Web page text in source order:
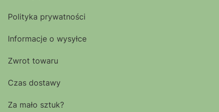
Polityka prywatności
Informacje o wysyłce
Zwrot towaru
Czas dostawy
Za mało sztuk?